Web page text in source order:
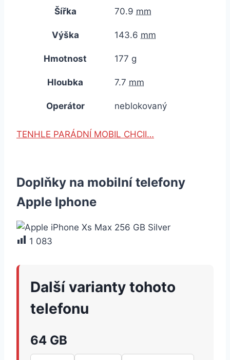
Šířka 70.9 mm
Výška 143.6 mm
Hmotnost 177 g
Hloubka 7.7 mm
Operátor neblokovaný
TENHLE PARÁDNÍ MOBIL CHCII…
Doplňky na mobilní telefony
Apple Iphone
1 083
Další varianty tohoto
telefonu
64 GB